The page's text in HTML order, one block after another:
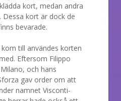
kort, medan andra
kort är dock de
bevarade.
till användes korten
Eftersom Filippo
och hans
gav order om att
namnet Visconti-